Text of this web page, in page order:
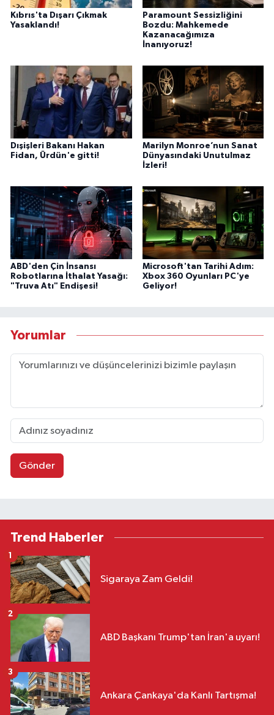
Kıbrıs'ta Dışarı Çıkmak
Yasaklandı!
Paramount Sessizliğini
Bozdu: Mahkemede
Kazanacağımıza
İnanıyoruz!
Dışişleri Bakanı Hakan
Fidan, Ürdün'e gitti!
Marilyn Monroe’nun Sanat
Dünyasındaki Unutulmaz
İzleri!
ABD'den Çin İnsansı
Robotlarına İthalat Yasağı:
"Truva Atı" Endişesi!
Microsoft'tan Tarihi Adım:
Xbox 360 Oyunları PC'ye
Geliyor!
Yorumlar
Gönder
Trend Haberler
Sigaraya Zam Geldi!
1
ABD Başkanı Trump'tan İran'a uyarı!
2
Ankara Çankaya'da Kanlı Tartışma!
3